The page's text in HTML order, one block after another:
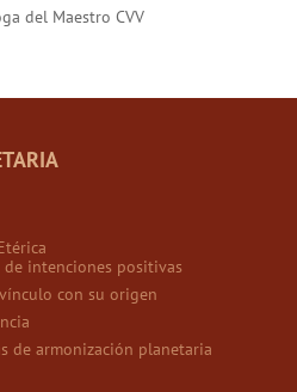
del Maestro CVV
de intenciones positivas
con su origen
de armonización planetaria